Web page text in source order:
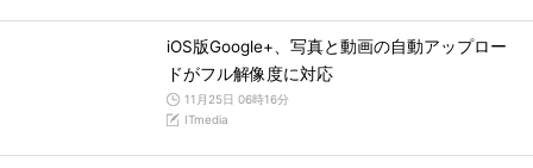
iOS版Google+、写真と動画の自動アップロー
ドがフル解像度に対応
11月25日 06時16分
ITmedia